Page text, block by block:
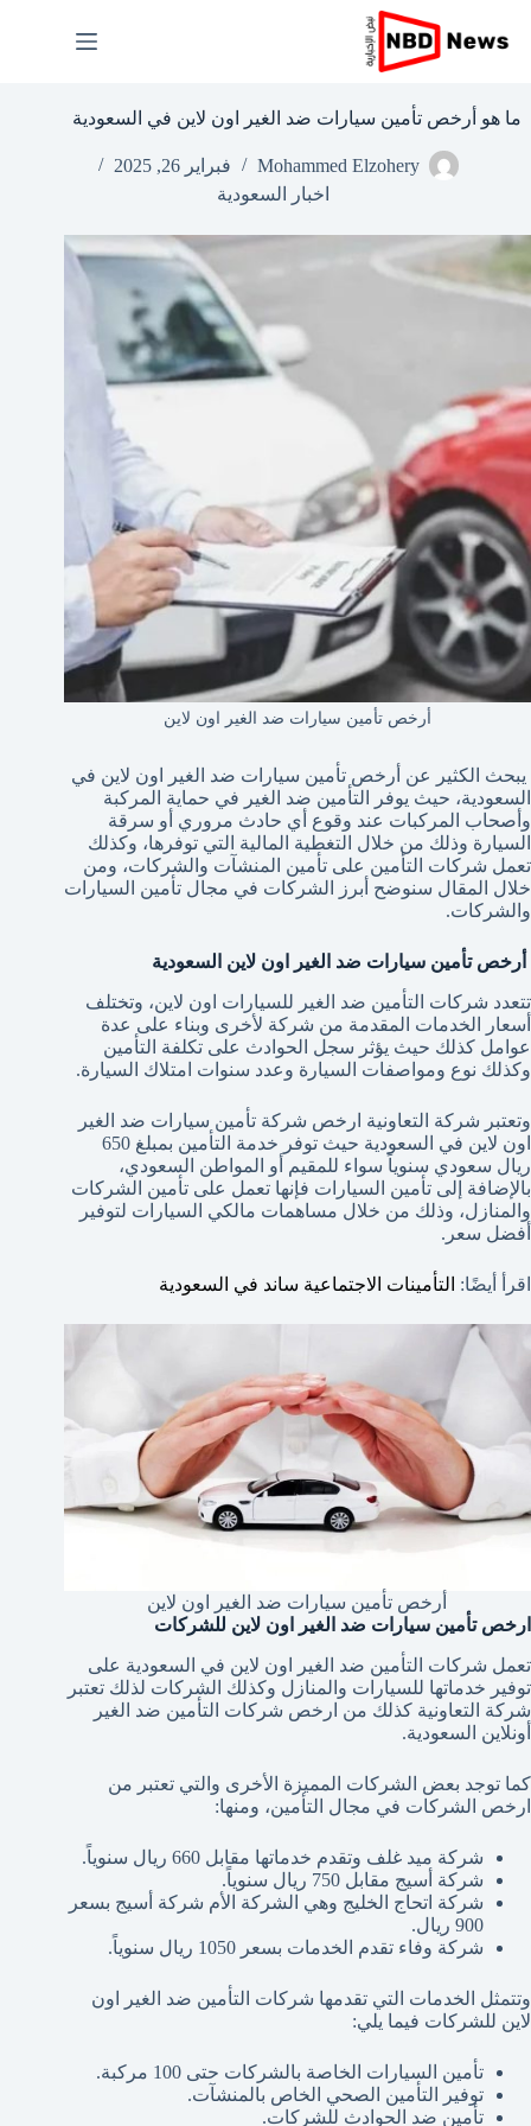
إلى
المحتوى
ما هو أرخص تأمين سيارات ضد الغير اون لاين في السعودية
Mohammed Elzohery
فبراير 26, 2025
اخبار السعودية
أرخص تأمين سيارات ضد الغير اون لاين
يبحث الكثير عن أرخص تأمين سيارات ضد الغير اون لاين في
السعودية، حيث يوفر التأمين ضد الغير في حماية المركبة
وأصحاب المركبات عند وقوع أي حادث مروري أو سرقة
السيارة وذلك من خلال التغطية المالية التي توفرها، وكذلك
تعمل شركات التأمين على تأمين المنشآت والشركات، ومن
خلال المقال سنوضح أبرز الشركات في مجال تأمين السيارات
والشركات.
أرخص تأمين سيارات ضد الغير اون لاين السعودية
تتعدد شركات التأمين ضد الغير للسيارات اون لاين، وتختلف
أسعار الخدمات المقدمة من شركة لأخرى وبناء على عدة
عوامل كذلك حيث يؤثر سجل الحوادث على تكلفة التأمين
وكذلك نوع ومواصفات السيارة وعدد سنوات امتلاك السيارة.
وتعتبر شركة التعاونية ارخص شركة تأمين سيارات ضد الغير
اون لاين في السعودية حيث توفر خدمة التأمين بمبلغ 650
ريال سعودي سنوياً سواء للمقيم أو المواطن السعودي،
بالإضافة إلى تأمين السيارات فإنها تعمل على تأمين الشركات
والمنازل، وذلك من خلال مساهمات مالكي السيارات لتوفير
أفضل سعر.
اقرأ أيضًا: التأمينات الاجتماعية ساند في السعودية
أرخص تأمين سيارات ضد الغير اون لاين
ارخص تأمين سيارات ضد الغير اون لاين للشركات
تعمل شركات التأمين ضد الغير اون لاين في السعودية على
توفير خدماتها للسيارات والمنازل وكذلك الشركات لذلك تعتبر
شركة التعاونية كذلك من ارخص شركات التأمين ضد الغير
أونلاين السعودية.
كما توجد بعض الشركات المميزة الأخرى والتي تعتبر من
ارخص الشركات في مجال التأمين، ومنها:
شركة ميد غلف وتقدم خدماتها مقابل 660 ريال سنوياً.
شركة أسيج مقابل 750 ريال سنوياً.
شركة اتحاج الخليج وهي الشركة الأم شركة أسيج بسعر
900 ريال.
شركة وفاء تقدم الخدمات بسعر 1050 ريال سنوياً.
وتتمثل الخدمات التي تقدمها شركات التأمين ضد الغير اون
لاين للشركات فيما يلي:
تأمين السيارات الخاصة بالشركات حتى 100 مركبة.
توفير التأمين الصحي الخاص بالمنشآت.
تأمين ضد الحوادث للشركات.